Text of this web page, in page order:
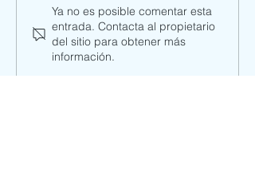
¡Carcajadas y magia
para nuestros más
pequeñitos! El Payaso
Sardino visitó el
Ya no es posible comentar esta
entrada. Contacta al propietario
del sitio para obtener más
información.